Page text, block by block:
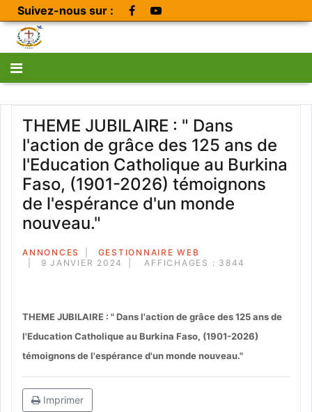
Suivez-nous sur :
THEME JUBILAIRE : " Dans
l'action de grâce des 125 ans de
l'Education Catholique au Burkina
Faso, (1901-2026) témoignons
de l'espérance d'un monde
nouveau."
ANNONCES
GESTIONNAIRE WEB
9 JANVIER 2024
AFFICHAGES : 3844
THEME JUBILAIRE : " Dans l'action de grâce des 125 ans de
l'Education Catholique au Burkina Faso, (1901-2026)
témoignons de l'espérance d'un monde nouveau."
Imprimer